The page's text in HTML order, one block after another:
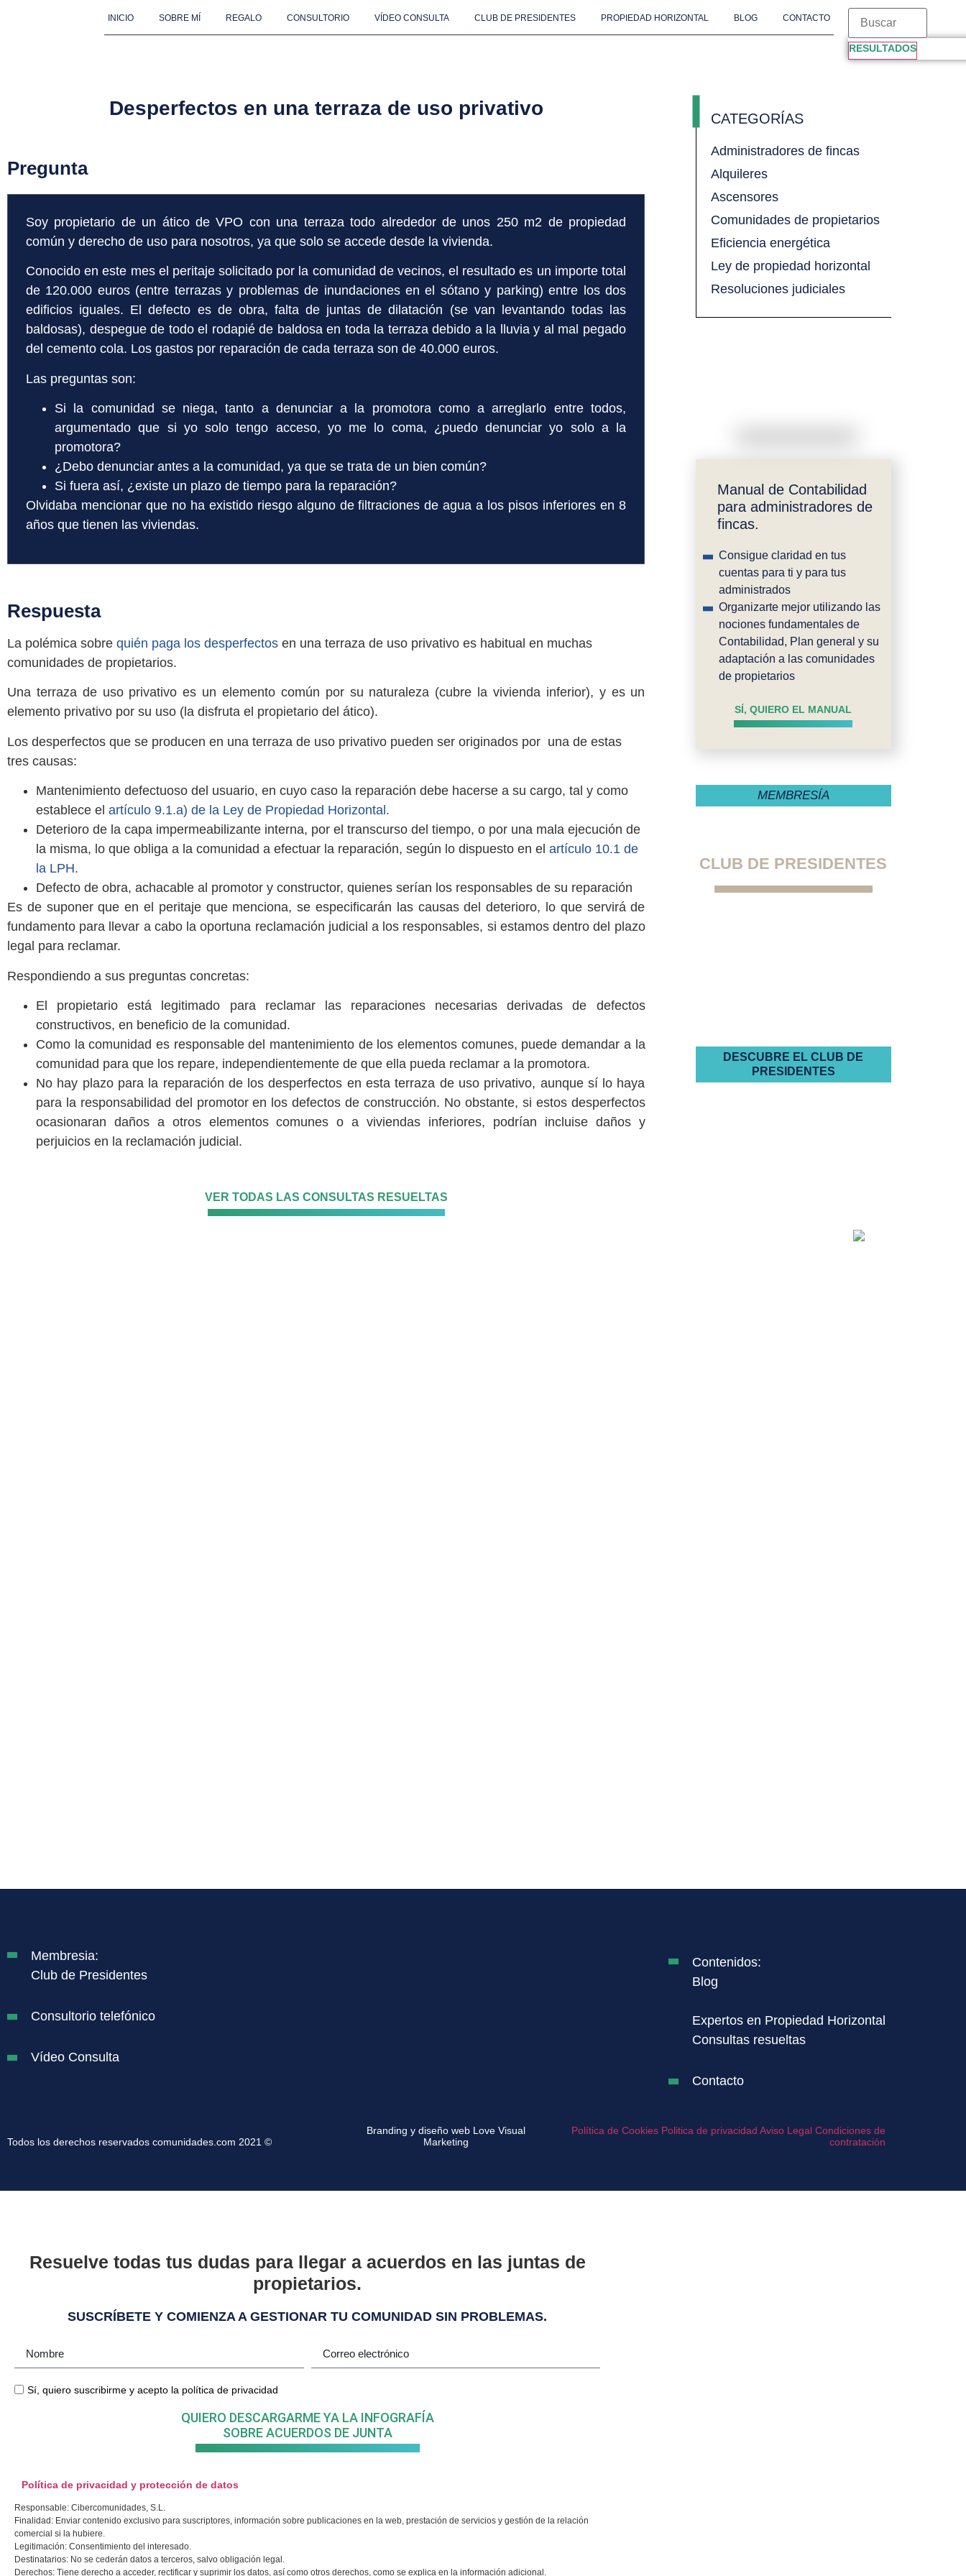
INICIO SOBRE MÍ REGALO CONSULTORIO VÍDEO CONSULTA CLUB DE PRESIDENTES PROPIEDAD HORIZONTAL BLOG CONTACTO
RESULTADOS
Desperfectos en una terraza de uso privativo
Pregunta
Soy propietario de un ático de VPO con una terraza todo alrededor de unos 250 m2 de propiedad
común y derecho de uso para nosotros, ya que solo se accede desde la vivienda.
Conocido en este mes el peritaje solicitado por la comunidad de vecinos, el resultado es un importe total
de 120.000 euros (entre terrazas y problemas de inundaciones en el sótano y parking) entre los dos
edificios iguales. El defecto es de obra, falta de juntas de dilatación (se van levantando todas las
baldosas), despegue de todo el rodapié de baldosa en toda la terraza debido a la lluvia y al mal pegado
del cemento cola. Los gastos por reparación de cada terraza son de 40.000 euros.
Las preguntas son:
Si la comunidad se niega, tanto a denunciar a la promotora como a arreglarlo entre todos,
argumentado que si yo solo tengo acceso, yo me lo coma, ¿puedo denunciar yo solo a la
promotora?
¿Debo denunciar antes a la comunidad, ya que se trata de un bien común?
Si fuera así, ¿existe un plazo de tiempo para la reparación?
Olvidaba mencionar que no ha existido riesgo alguno de filtraciones de agua a los pisos inferiores en 8
años que tienen las viviendas.
Respuesta
La polémica sobre quién paga los desperfectos en una terraza de uso privativo es habitual en muchas
comunidades de propietarios.
Una terraza de uso privativo es un elemento común por su naturaleza (cubre la vivienda inferior), y es un
elemento privativo por su uso (la disfruta el propietario del ático).
Los desperfectos que se producen en una terraza de uso privativo pueden ser originados por una de estas
tres causas:
Mantenimiento defectuoso del usuario, en cuyo caso la reparación debe hacerse a su cargo, tal y como
establece el artículo 9.1.a) de la Ley de Propiedad Horizontal.
Deterioro de la capa impermeabilizante interna, por el transcurso del tiempo, o por una mala ejecución de
la misma, lo que obliga a la comunidad a efectuar la reparación, según lo dispuesto en el artículo 10.1 de
la LPH.
Defecto de obra, achacable al promotor y constructor, quienes serían los responsables de su reparación
Es de suponer que en el peritaje que menciona, se especificarán las causas del deterioro, lo que servirá de
fundamento para llevar a cabo la oportuna reclamación judicial a los responsables, si estamos dentro del plazo
legal para reclamar.
Respondiendo a sus preguntas concretas:
El propietario está legitimado para reclamar las reparaciones necesarias derivadas de defectos
constructivos, en beneficio de la comunidad.
Como la comunidad es responsable del mantenimiento de los elementos comunes, puede demandar a la
comunidad para que los repare, independientemente de que ella pueda reclamar a la promotora.
No hay plazo para la reparación de los desperfectos en esta terraza de uso privativo, aunque sí lo haya
para la responsabilidad del promotor en los defectos de construcción. No obstante, si estos desperfectos
ocasionaran daños a otros elementos comunes o a viviendas inferiores, podrían incluise daños y
perjuicios en la reclamación judicial.
VER TODAS LAS CONSULTAS RESUELTAS
CATEGORÍAS
Administradores de fincas
Alquileres
Ascensores
Comunidades de propietarios
Eficiencia energética
Ley de propiedad horizontal
Resoluciones judiciales
Manual de Contabilidad
para administradores de
fincas.
Consigue claridad en tus
cuentas para ti y para tus
administrados
Organizarte mejor utilizando las
nociones fundamentales de
Contabilidad, Plan general y su
adaptación a las comunidades
de propietarios
SÍ, QUIERO EL MANUAL
MEMBRESÍA
CLUB DE PRESIDENTES
DESCUBRE EL CLUB DE
PRESIDENTES
empieza por
Membresia:
Club de Presidentes
Consultorio telefónico
Vídeo Consulta
Todos los derechos reservados comunidades.com 2021 ©
Branding y diseño web Love Visual
Marketing
Contenidos:
Blog
Expertos en Propiedad Horizontal
Consultas resueltas
Contacto
Política de Cookies Politica de privacidad Aviso Legal Condiciones de
contratación
Resuelve todas tus dudas para llegar a acuerdos en las juntas de
propietarios.
SUSCRÍBETE Y COMIENZA A GESTIONAR TU COMUNIDAD SIN PROBLEMAS.
Sí, quiero suscribirme y acepto la política de privacidad
QUIERO DESCARGARME YA LA INFOGRAFÍA
SOBRE ACUERDOS DE JUNTA
Política de privacidad y protección de datos
Responsable: Cibercomunidades, S.L.
Finalidad: Enviar contenido exclusivo para suscriptores, información sobre publicaciones en la web, prestación de servicios y gestión de la relación
comercial si la hubiere.
Legitimación: Consentimiento del interesado.
Destinatarios: No se cederán datos a terceros, salvo obligación legal.
Derechos: Tiene derecho a acceder, rectificar y suprimir los datos, así como otros derechos, como se explica en la información adicional.